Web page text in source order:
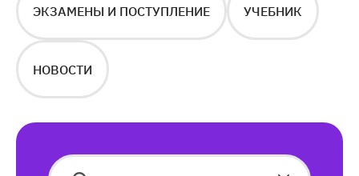
ЭКЗАМЕНЫ И ПОСТУПЛЕНИЕ УЧЕБНИК
НОВОСТИ